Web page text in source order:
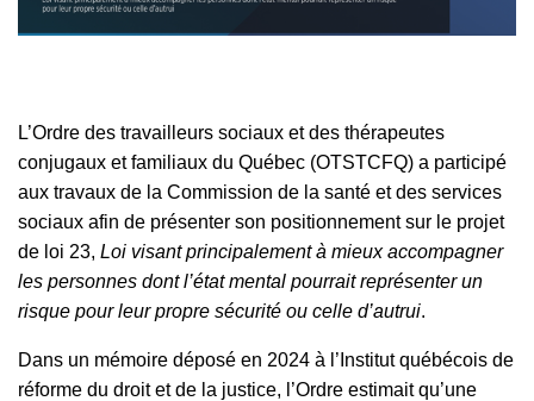
L’Ordre des travailleurs sociaux et des thérapeutes
conjugaux et familiaux du Québec (OTSTCFQ) a participé
aux travaux de la Commission de la santé et des services
sociaux afin de présenter son positionnement sur le projet
de loi 23, Loi visant principalement à mieux accompagner
les personnes dont l’état mental pourrait représenter un
risque pour leur propre sécurité ou celle d’autrui.
Dans un mémoire déposé en 2024 à l’Institut québécois de
réforme du droit et de la justice, l’Ordre estimait qu’une